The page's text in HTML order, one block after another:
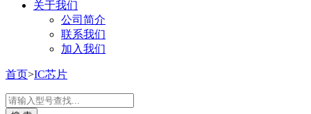
关于我们
公司简介
联系我们
加入我们
首页>IC芯片